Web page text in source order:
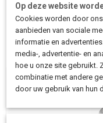
Ook interessant
Op deze website
Cookies worden door
aanbieden van sociale
informatie en
media-, advertentie- en
hoe u onze site gebruikt.
combinatie met andere
door uw gebruik van hun